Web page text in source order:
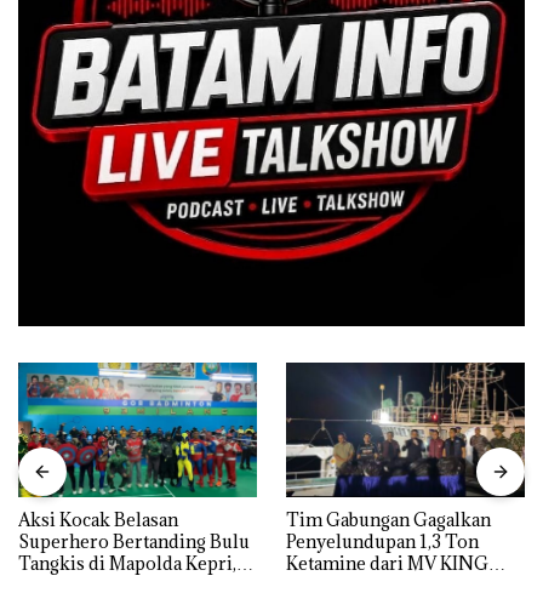
Aksi Kocak Belasan
Superhero Bertanding Bulu
Tangkis di Mapolda Kepri,
Tim Gabungan Gagalkan
Penyelundupan 1,3 Ton
Ketamine dari MV KING